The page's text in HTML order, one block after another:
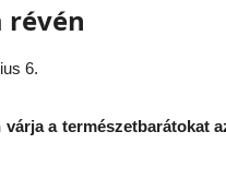
révén
6.
a természetbarátokat